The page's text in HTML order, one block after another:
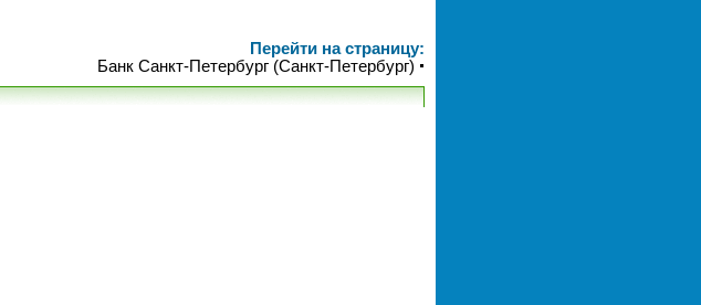
Перейти на страницу:
Банк Санкт-Петербург (Санкт-Петербург)